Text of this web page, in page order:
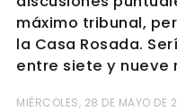
máximo tribunal,
la Casa Rosada.
entre siete y nueve
MIÉRCOLES, 28 DE MAYO